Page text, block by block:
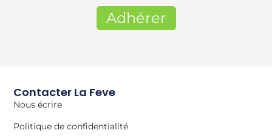
Adhérer
Contacter La Feve
Nous écrire
Politique de confidentialité